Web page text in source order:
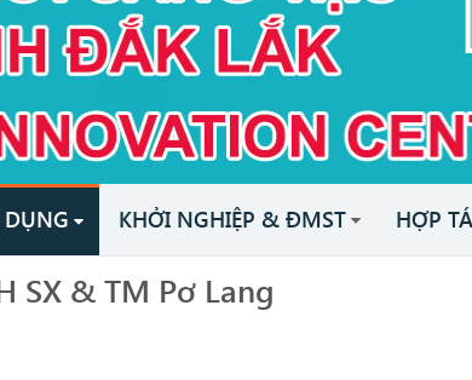
KHỞI NGHIỆP & ĐMST HỢP
SX & TM Pơ Lang